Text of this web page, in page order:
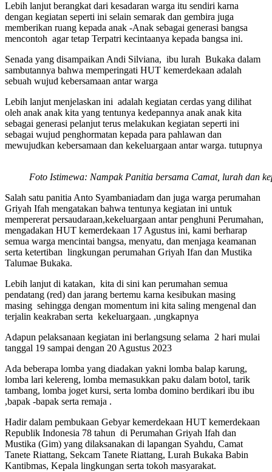
Lebih lanjut berangkat dari kesadaran warga itu sendiri karna
dengan kegiatan seperti ini selain semarak dan gembira juga
memberikan ruang kepada anak -Anak sebagai generasi bangsa
mencontoh agar tetap Terpatri kecintaanya kepada bangsa ini.
Senada yang disampaikan Andi Silviana, ibu lurah Bukaka dalam
sambutannya bahwa memperingati HUT kemerdekaan adalah
sebuah wujud kebersamaan antar warga
Lebih lanjut menjelaskan ini adalah kegiatan cerdas yang dilihat
oleh anak anak kita yang tentunya kedepannya anak anak kita
sebagai generasi pelanjut terus melakukan kegiatan seperti ini
sebagai wujud penghormatan kepada para pahlawan dan
mewujudkan kebersamaan dan kekeluargaan antar warga. tutupnya
Foto Istimewa: Nampak Panitia bersama Camat, lurah dan
Salah satu panitia Anto Syambaniadam dan juga warga perumahan
Griyah Ifah mengatakan bahwa tentunya kegiatan ini untuk
mempererat persaudaraan,kekeluargaan antar penghuni Perumahan,
mengadakan HUT kemerdekaan 17 Agustus ini, kami berharap
semua warga mencintai bangsa, menyatu, dan menjaga keamanan
serta ketertiban lingkungan perumahan Griyah Ifan dan Mustika
Talumae Bukaka.
Lebih lanjut di katakan, kita di sini kan perumahan semua
pendatang (red) dan jarang bertemu karna kesibukan masing
masing sehingga dengan momentum ini kita saling mengenal dan
terjalin keakraban serta kekeluargaan. ,ungkapnya
Adapun pelaksanaan kegiatan ini berlangsung selama 2 hari mulai
tanggal 19 sampai dengan 20 Agustus 2023
Ada beberapa lomba yang diadakan yakni lomba balap karung,
lomba lari kelereng, lomba memasukkan paku dalam botol, tarik
tambang, lomba joget kursi, serta lomba domino berdikari ibu ibu
,bapak -bapak serta remaja .
Hadir dalam pembukaan Gebyar kemerdekaan HUT kemerdekaan
Republik Indonesia 78 tahun di Perumahan Griyah Ifah dan
Mustika (Gim) yang dilaksanakan di lapangan Syahdu, Camat
Tanete Riattang, Sekcam Tanete Riattang, Lurah Bukaka Babin
Kantibmas, Kepala lingkungan serta tokoh masyarakat.